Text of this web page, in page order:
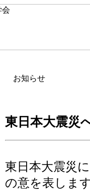
お知らせ
東日本大震災
東日本大震災
の意を表しま